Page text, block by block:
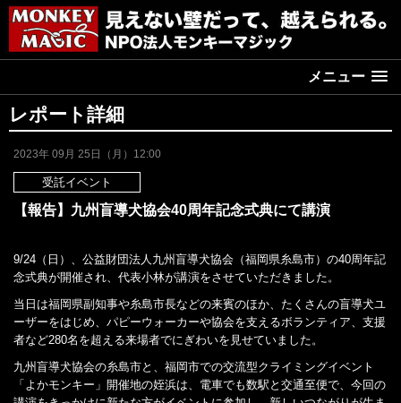
メニュー
レポート詳細
2023年 09月 25日（月）12:00
受託イベント
【報告】九州盲導犬協会40周年記念式典にて講演
9/24（日）、公益財団法人九州盲導犬協会（福岡県糸島市）の40周年記
念式典が開催され、代表小林が講演をさせていただきました。
当日は福岡県副知事や糸島市長などの来賓のほか、たくさんの盲導犬ユ
ーザーをはじめ、パピーウォーカーや協会を支えるボランティア、支援
者など280名を超える来場者でにぎわいを見せていました。
九州盲導犬協会の糸島市と、福岡市での交流型クライミングイベント
「よかモンキー」開催地の姪浜は、電車でも数駅と交通至便で、今回の